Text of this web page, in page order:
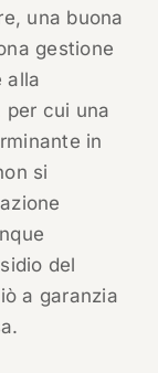
una buona
gestione
alla
per cui una
in
si
del
a garanzia